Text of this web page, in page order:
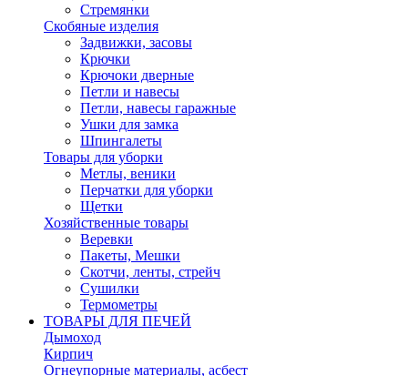
Стремянки
Скобяные изделия
Задвижки, засовы
Крючки
Крючоки дверные
Петли и навесы
Петли, навесы гаражные
Ушки для замка
Шпингалеты
Товары для уборки
Метлы, веники
Перчатки для уборки
Щетки
Хозяйственные товары
Веревки
Пакеты, Мешки
Скотчи, ленты, стрейч
Сушилки
Термометры
ТОВАРЫ ДЛЯ ПЕЧЕЙ
Дымоход
Кирпич
Огнеупорные материалы, асбест